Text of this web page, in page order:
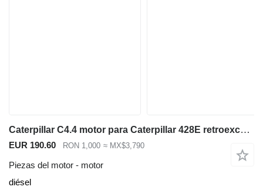
Caterpillar C4.4 motor para Caterpillar 428E retroexcavadora
EUR 190.60 RON 1,000 ≈ MX$3,790
Piezas del motor - motor
diésel